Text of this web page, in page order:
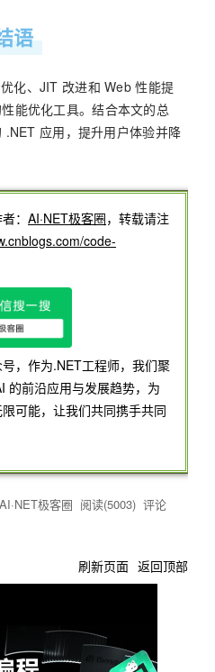
语
化、JIT 改进和 Web 性能提
能优化工具。结合本文的总
应用，提升用户体验并降
： AI·NET极客圈，转载请注
code-
，作为.NET工程师，我们聚
的前沿应用与发展趋势，为
可能，让我们共同携手共同
AI·NET极客圈 阅读(5003) 评论
刷新页面 返回顶部